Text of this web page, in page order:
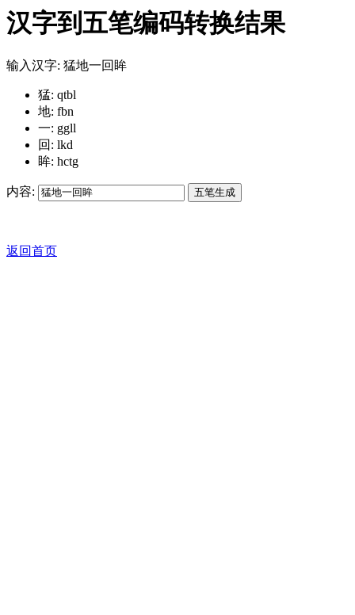
汉字到五笔编码转换结果
输入汉字: 猛地一回眸
猛: qtbl
地: fbn
一: ggll
回: lkd
眸: hctg
内容:
返回首页